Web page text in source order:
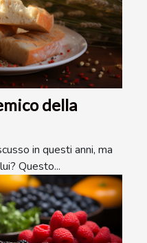
della
in questi anni, ma
Questo...